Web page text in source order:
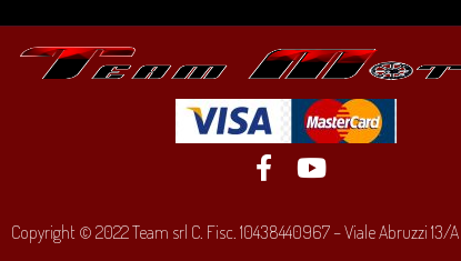
Copyright © 2022 Team srl C. Fisc. 10438440967 – Viale Abruzzi 13/